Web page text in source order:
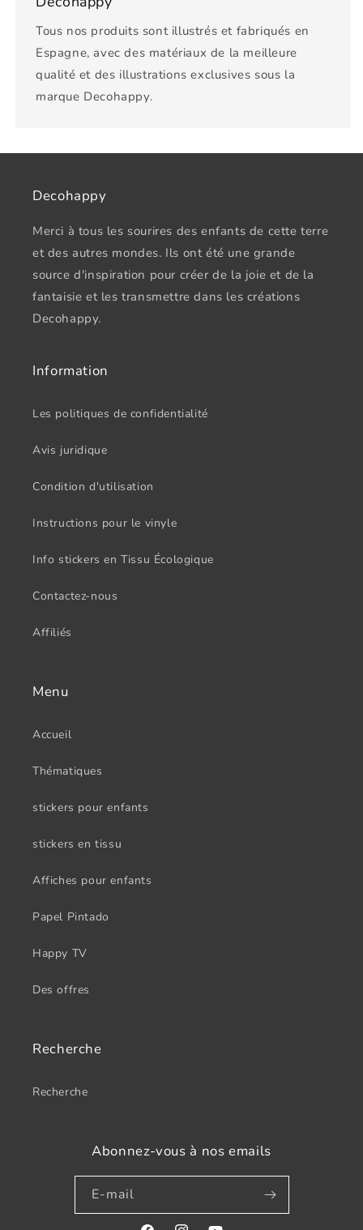
Tous nos produits sont illustrés et fabriqués en
Espagne, avec des matériaux de la meilleure
qualité et des illustrations exclusives sous la
marque Decohappy.
Decohappy
Merci à tous les sourires des enfants de cette terre
et des autres mondes. Ils ont été une grande
source d'inspiration pour créer de la joie et de la
fantaisie et les transmettre dans les créations
Decohappy.
Information
Les politiques de confidentialité
Avis juridique
Condition d'utilisation
Instructions pour le vinyle
Info stickers en Tissu Écologique
Contactez-nous
Affiliés
Menu
Accueil
Thématiques
stickers pour enfants
stickers en tissu
Affiches pour enfants
Papel Pintado
Happy TV
Des offres
Recherche
Recherche
Abonnez-vous à nos emails
E-mail